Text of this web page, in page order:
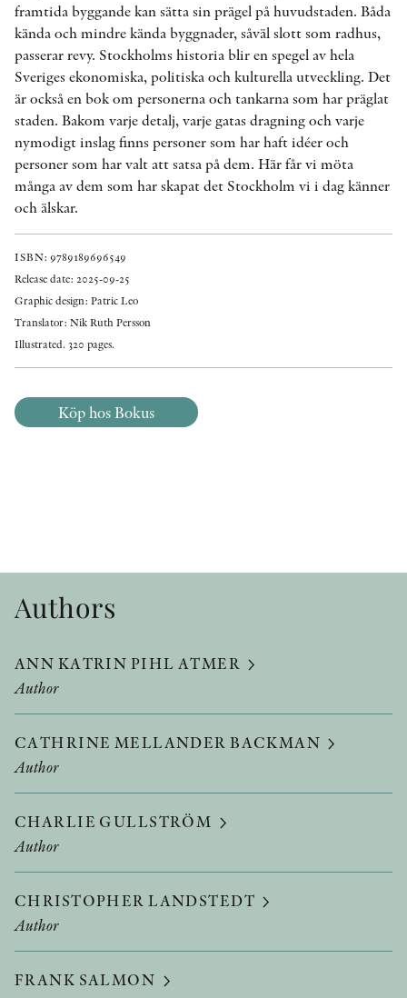
framtida byggande kan sätta sin prägel på huvudstaden. Båda
kända och mindre kända byggnader, såväl slott som radhus,
passerar revy. Stockholms historia blir en spegel av hela
Sveriges ekonomiska, politiska och kulturella utveckling. Det
är också en bok om personerna och tankarna som har präglat
staden. Bakom varje detalj, varje gatas dragning och varje
nymodigt inslag finns personer som har haft idéer och
personer som har valt att satsa på dem. Här får vi möta
många av dem som har skapat det Stockholm vi i dag känner
och älskar.
ISBN: 9789189696549
Release date: 2025-09-25
Graphic design: Patric Leo
Translator: Nik Ruth Persson
Illustrated. 320 pages.
Köp hos Bokus
Authors
ANN KATRIN PIHL ATMER
Author
CATHRINE MELLANDER BACKMAN
Author
CHARLIE GULLSTRÖM
Author
CHRISTOPHER LANDSTEDT
Author
FRANK SALMON